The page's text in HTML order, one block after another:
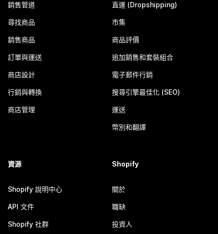
銷售管道
尋找商品
銷售商品
訂單與運送
商店設計
行銷與轉換
商店管理
直運 (Dropshipping)
市集
商品評價
追加銷售和套裝組合
電子郵件行銷
搜尋引擎最佳化 (SEO)
運送
幣別和翻譯
資源
Shopify 說明中心
API 文件
Shopify 社群
Shopify
關於
職缺
投資人